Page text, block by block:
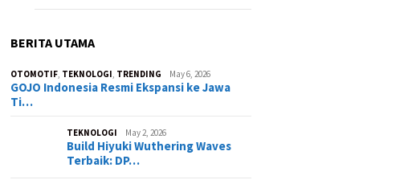
BERITA UTAMA
OTOMOTIF, TEKNOLOGI, TRENDING May 6, 2026
GOJO Indonesia Resmi Ekspansi ke Jawa
Ti…
TEKNOLOGI May 2, 2026
Build Hiyuki Wuthering Waves
Terbaik: DP…